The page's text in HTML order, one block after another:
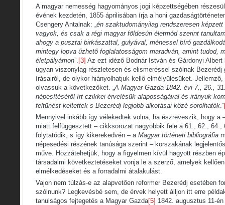
A magyar nemesség hagyományos jogi képzettségében
évének kezdetén, 1855 áprilisában írja a honi
Csengery Antalnak: „ én szaktudományilag rendszeresen
vagyok, és csak a régi magyar földesúri életmód szerint
ahogy a pusztai birkászattal, gulyával, ménessel bíró
mintegy lopva űzhető foglalatosságom maradván, amint tudod,
életpályámon”. [3] Az ezt idéző Bodnár István és Gárdonyi
ugyan viszonylag részletesen és elismeréssel szólnak Bezerédj
írásairól, de olykor hiányolhatjuk kellő elmélyülésüket.
olvassuk a következőket. „ A Magyar Gazda 1842. évi 7., 26.,
népesítéséről írt czikkei érvelésük alaposságával és irányuk
feltünést keltettek s Bezerédj legjobb alkotásai közé sorolhatók .”
Mennyivel inkább így vélekedtek volna, ha észreveszik, hogy a
miatt felfüggesztett – cikksorozat nagyobbik fele a 61., 62.,
folytatódik, s így kikerekedvén – a Magyar történeti bibliográfia
népesedési részének tanúsága szerint – korszakának
műve. Hozzátehetjük, hogy a figyelmen kívül hagyott részben
társadalmi következtetéseket vonja le a szerző, amelyek
elmélkedéseket és a forradalmi átalakulást.
Vajon nem túlzás-e az alapvetően reformer Bezerédj esetében
szólnunk? Legkevésbé sem, de érvek helyett álljon itt erre
tanulságos fejtegetés a Magyar Gazda[5] 1842. augusztus 11-